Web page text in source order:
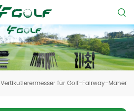
Vertikutierermesser für Golf-Fairway-Mäher